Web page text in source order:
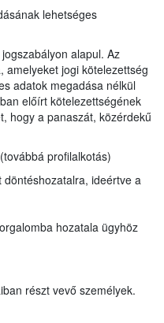
lehetséges
alapul. Az
amelyeket jogi kötelezettség
adatok megadása nélkül
előírt kötelezettségének
hogy a panaszát, közérdekű
profilalkotás)
ideértve a
hozatala ügyhöz
részt vevő személyek.